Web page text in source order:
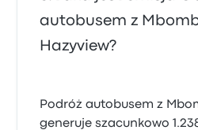
autobusem z
Hazyview?
Podróż autobusem z
generuje szacunkowo